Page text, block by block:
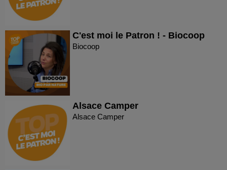
C'est moi le Patron ! - Biocoop
Biocoop
Alsace Camper
Alsace Camper